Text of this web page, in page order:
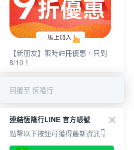
【新朋友】限時註冊優惠，只到
8/10！
回覆至 恆隆行
連結恆隆行LINE 官方帳號
點擊以下按鈕可獲得最新資訊👇